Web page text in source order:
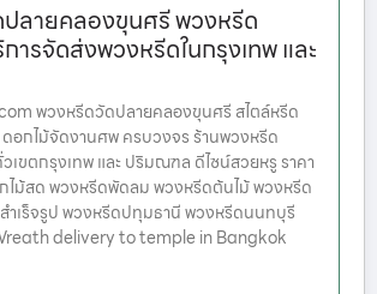
ลายคลองขุนศรี พวงหรีด
ารจัดส่งพวงหรีดในกรุงเทพ และ
พวงหรีดวัดปลายคลองขุนศรี สไตล์หรีด
อกไม้จัดงานศพ ครบวงจร ร้านพวงหรีด
เขตกรุงเทพ และ ปริมณฑล ดีไซน์สวยหรู ราคา
ม้สด พวงหรีดพัดลม พวงหรีดต้นไม้ พวงหรีด
ำเร็จรูป พวงหรีดปทุมธานี พวงหรีดนนทบุรี
delivery to temple in Bangkok